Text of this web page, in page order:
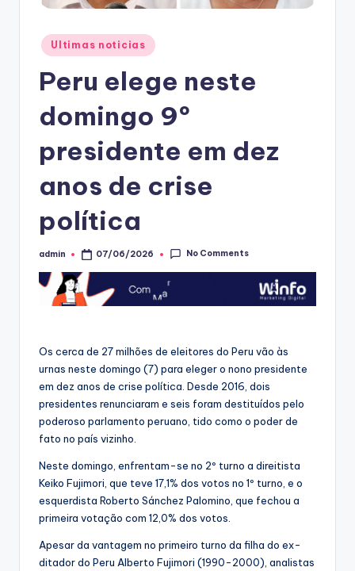
Posted
in
Ultimas noticias
Peru elege neste
domingo 9º
presidente em dez
anos de crise
política
Posted
admin 07/06/2026 No Comments
Os cerca de 27 milhões de eleitores do Peru vão às
urnas neste domingo (7) para eleger o nono presidente
em dez anos de crise política. Desde 2016, dois
presidentes renunciaram e seis foram destituídos pelo
poderoso parlamento peruano, tido como o poder de
fato no país vizinho.
Neste domingo, enfrentam-se no 2º turno a direitista
Keiko Fujimori, que teve 17,1% dos votos no 1º turno, e o
esquerdista Roberto Sánchez Palomino, que fechou a
primeira votação com 12,0% dos votos.
Apesar da vantagem no primeiro turno da filha do ex-
ditador do Peru Alberto Fujimori (1990-2000), analistas